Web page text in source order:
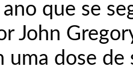
que se
John
uma dose